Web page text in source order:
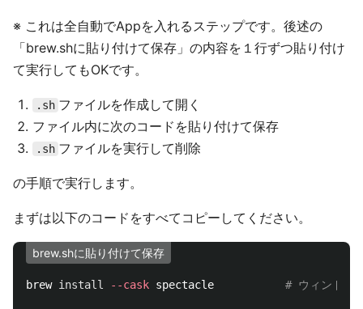
※ これは全自動でAppを入れるステップです。後述の
「brew.shに貼り付けて保存」の内容を１行ずつ貼り付け
て実行してもOKです。
.sh ファイルを作成して開く
ファイル内に次のコードを貼り付けて保存
.sh ファイルを実行して削除
の手順で実行します。
まずは以下のコードをすべてコピーしてください。
brew.shに貼り付けて保存
brew install --cask spectacle # ウィンドウ